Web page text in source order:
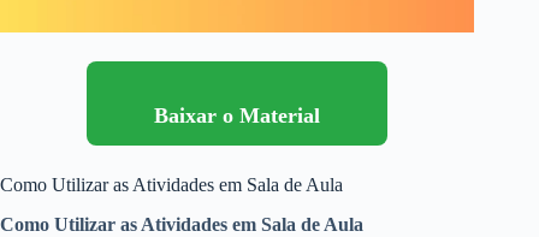
Baixar o Material
Como Utilizar as Atividades em Sala de Aula
Como Utilizar as Atividades em Sala de Aula